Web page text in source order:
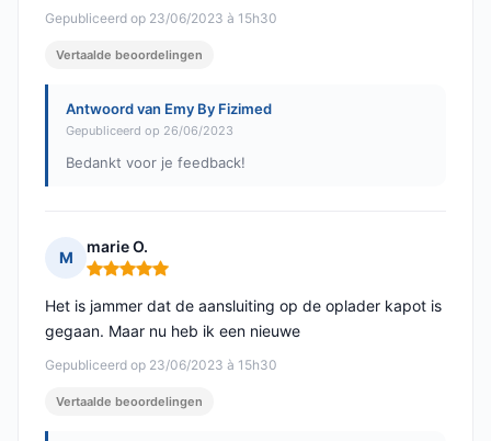
Gepubliceerd op 23/06/2023 à 15h30
Vertaalde beoordelingen
Antwoord van Emy By Fizimed
Gepubliceerd op 26/06/2023
Bedankt voor je feedback!
M
marie O.
Opmerking: 5 van 5
Gepubliceerd op 23/06/2023 à 15h30
Het is jammer dat de aansluiting op de oplader kapot is
gegaan. Maar nu heb ik een nieuwe
Vertaalde beoordelingen